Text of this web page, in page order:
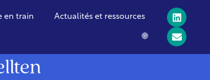
en train Actualités et ressources
🌐